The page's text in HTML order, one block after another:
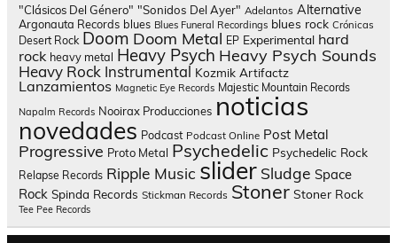
"Clásicos Del Género" "Sonidos Del Ayer" Adelantos Alternative
Argonauta Records blues Blues Funeral Recordings blues rock Crónicas
Desert Rock Doom Doom Metal EP Experimental hard
rock heavy metal Heavy Psych Heavy Psych Sounds
Heavy Rock Instrumental Kozmik Artifactz
Lanzamientos Magnetic Eye Records Majestic Mountain Records
Napalm Records Nooirax Producciones noticias
novedades Podcast Podcast Online Post Metal
Progressive Proto Metal Psychedelic Psychedelic Rock
Relapse Records Ripple Music slider Sludge Space
Rock Spinda Records Stickman Records Stoner Stoner Rock
Tee Pee Records